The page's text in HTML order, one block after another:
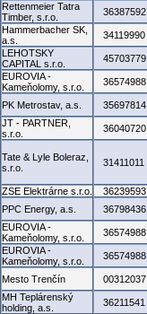
Rettenmeier Tatra
Timber, s.r.o.
36387592
Hammerbacher SK,
a.s.
34119990
LEHOTSKY
CAPITAL s.r.o.
45703779
EUROVIA -
Kameňolomy, s.r.o.
36574988
PK Metrostav, a.s. 35697814
JT - PARTNER,
s.r.o.
36040720
Tate & Lyle Boleraz,
s.r.o.
31411011
ZSE Elektrárne s.r.o. 36239593
PPC Energy, a.s. 36798436
EUROVIA -
Kameňolomy, s.r.o.
36574988
EUROVIA -
Kameňolomy, s.r.o.
36574988
Mesto Trenčín 00312037
MH Teplárenský
holding, a.s.
36211541